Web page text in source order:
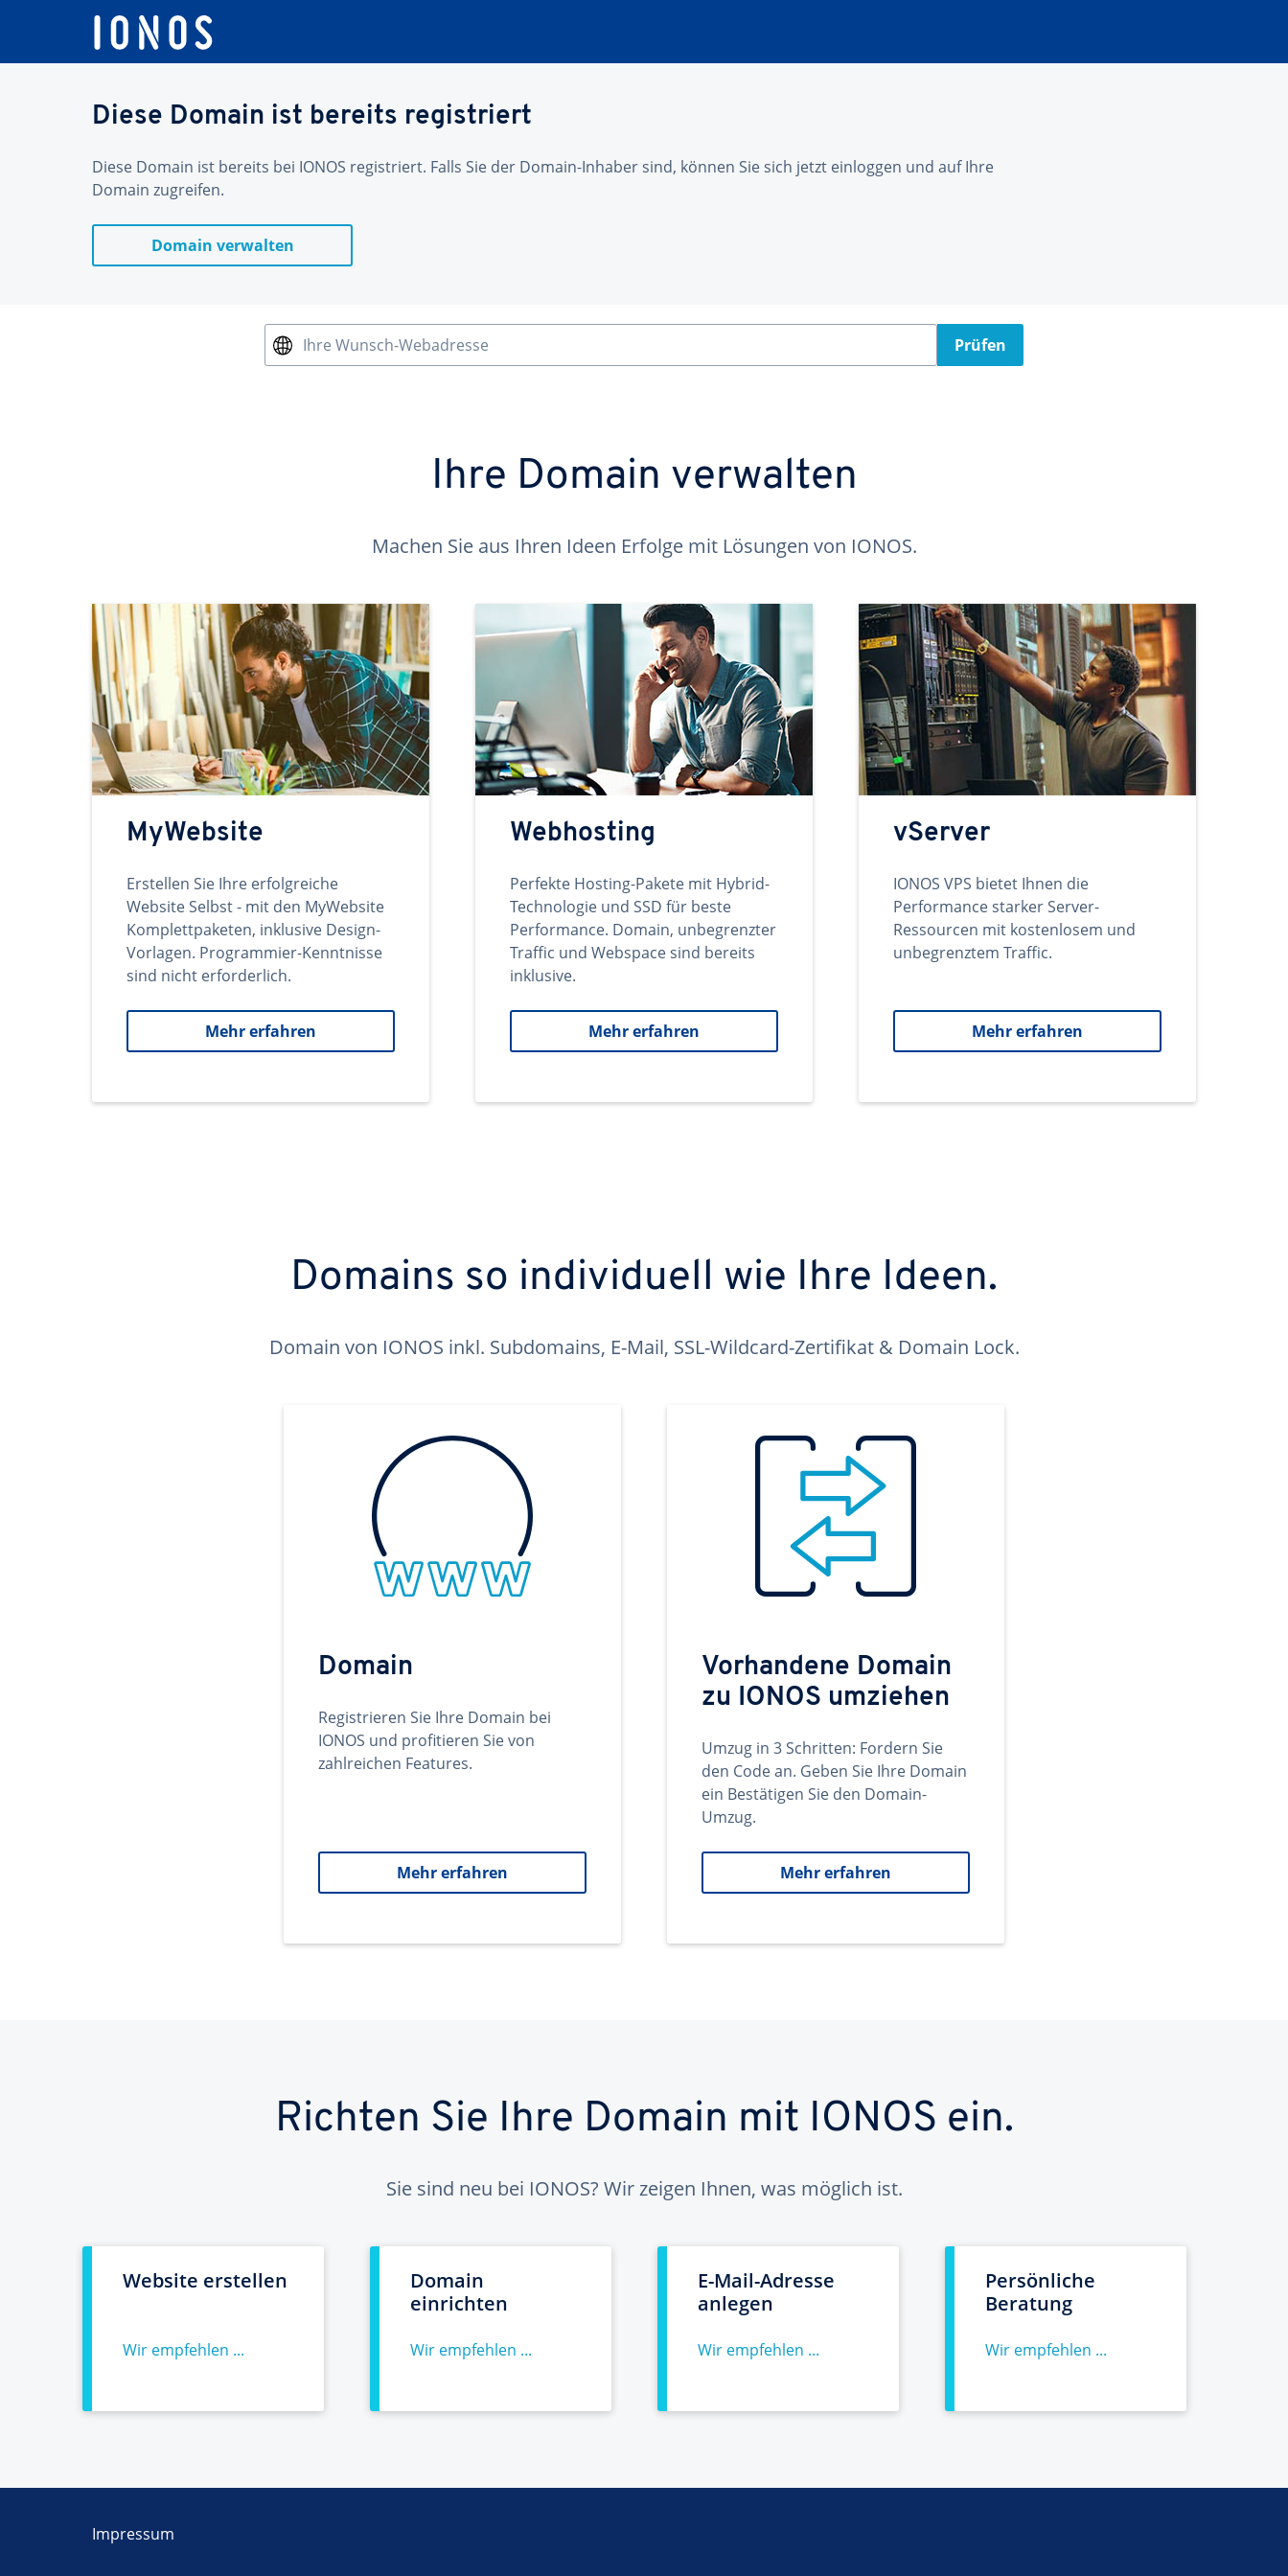
Diese Domain ist bereits registriert
Diese Domain ist bereits bei IONOS registriert. Falls Sie der Domain-Inhaber sind, können Sie sich jetzt einloggen und auf Ihre
Domain zugreifen.
Domain verwalten
Ihre Wunsch-Webadresse Prüfen
Ihre Domain verwalten
Machen Sie aus Ihren Ideen Erfolge mit Lösungen von IONOS.
MyWebsite
Erstellen Sie Ihre erfolgreiche
Website Selbst - mit den MyWebsite
Komplettpaketen, inklusive Design-
Vorlagen. Programmier-Kenntnisse
sind nicht erforderlich.
Mehr erfahren
Webhosting
Perfekte Hosting-Pakete mit Hybrid-
Technologie und SSD für beste
Performance. Domain, unbegrenzter
Traffic und Webspace sind bereits
inklusive.
Mehr erfahren
vServer
IONOS VPS bietet Ihnen die
Performance starker Server-
Ressourcen mit kostenlosem und
unbegrenztem Traffic.
Mehr erfahren
Domains so individuell wie Ihre Ideen.
Domain von IONOS inkl. Subdomains, E-Mail, SSL-Wildcard-Zertifikat & Domain Lock.
Domain
Registrieren Sie Ihre Domain bei
IONOS und profitieren Sie von
zahlreichen Features.
Mehr erfahren
Vorhandene Domain
zu IONOS umziehen
Umzug in 3 Schritten: Fordern Sie
den Code an. Geben Sie Ihre Domain
ein Bestätigen Sie den Domain-
Umzug.
Mehr erfahren
Richten Sie Ihre Domain mit IONOS ein.
Sie sind neu bei IONOS? Wir zeigen Ihnen, was möglich ist.
Website erstellen
Wir empfehlen ...
Domain
einrichten
Wir empfehlen ...
E-Mail-Adresse
anlegen
Wir empfehlen ...
Persönliche
Beratung
Wir empfehlen ...
Impressum